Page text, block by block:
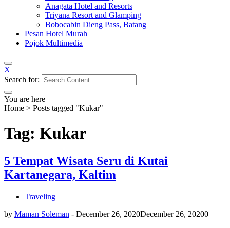
Anagata Hotel and Resorts
Triyana Resort and Glamping
Bobocabin Dieng Pass, Batang
Pesan Hotel Murah
Pojok Multimedia
X
Search for:
You are here
Home > Posts tagged "Kukar"
Tag: Kukar
5 Tempat Wisata Seru di Kutai
Kartanegara, Kaltim
Traveling
by Maman Soleman - December 26, 2020December 26, 20200